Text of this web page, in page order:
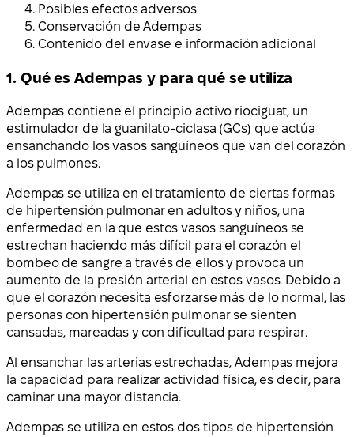
Posibles efectos adversos
Conservación de Adempas
Contenido del envase e información adicional
1. Qué es Adempas y para qué se utiliza
Adempas contiene el principio activo riociguat, un
estimulador de la guanilato-ciclasa (GCs) que actúa
ensanchando los vasos sanguíneos que van del corazón
a los pulmones.
Adempas se utiliza en el tratamiento de ciertas formas
de hipertensión pulmonar en adultos y niños, una
enfermedad en la que estos vasos sanguíneos se
estrechan haciendo más difícil para el corazón el
bombeo de sangre a través de ellos y provoca un
aumento de la presión arterial en estos vasos. Debido a
que el corazón necesita esforzarse más de lo normal, las
personas con hipertensión pulmonar se sienten
cansadas, mareadas y con dificultad para respirar.
Al ensanchar las arterias estrechadas, Adempas mejora
la capacidad para realizar actividad física, es decir, para
caminar una mayor distancia.
Adempas se utiliza en estos dos tipos de hipertensión